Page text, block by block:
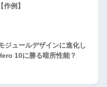
例】
ジュールデザインに進化し
10に勝る暗所性能？